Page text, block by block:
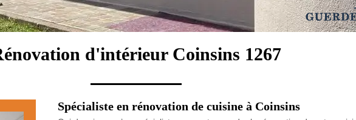
d'intérieur Coinsins 1267
Spécialiste en rénovation de cuisine à Coinsins